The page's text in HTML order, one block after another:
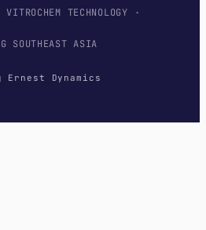
TECHNOLOGY ·
SOUTHEAST ASIA
Ernest Dynamics